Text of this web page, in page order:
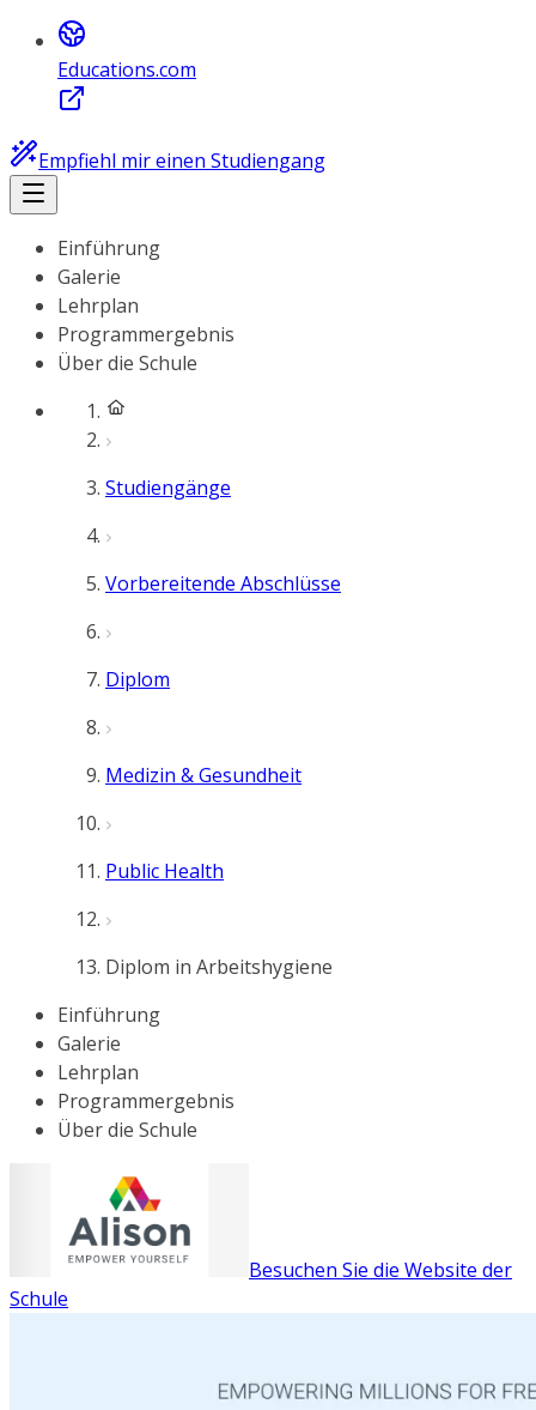
Educations.com
Empfiehl mir einen Studiengang
Einführung
Galerie
Lehrplan
Programmergebnis
Über die Schule
Studiengänge
Vorbereitende Abschlüsse
Diplom
Medizin & Gesundheit
Public Health
Diplom in Arbeitshygiene
Einführung
Galerie
Lehrplan
Programmergebnis
Über die Schule
Besuchen Sie die Website der
Schule